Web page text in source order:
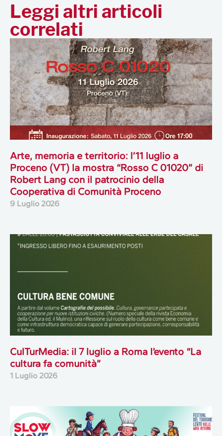
Leggi altri articoli
correlati
Arte, memoria e territorio: l’11 luglio a
Proceno (VT) la mostra “Rosso C 01020” di
Robert Lang con il patrocinio della
Cooperativa di Comunità Proceno
9 Luglio 2026
CulTurMedia: il 7 luglio a Roma l’evento “La
cultura fa comunità”
1 Luglio 2026